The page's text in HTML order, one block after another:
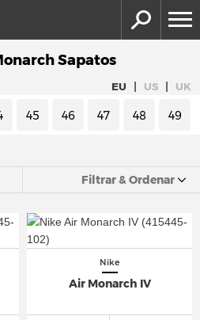
Sapatos
EU | US | UK
45 46 47 48 49
Filtrar & Ordenar
Nike
Air Monarch IV